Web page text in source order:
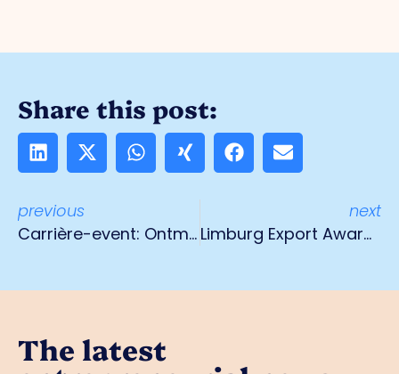
Share this post:
previous
Carrière-event: Ontmoet je Toekomst
next
Limburg Export Award 2022
The latest